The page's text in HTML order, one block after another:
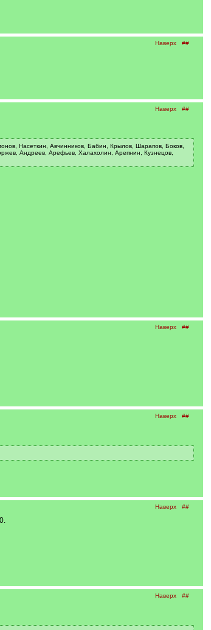
Наверх ##
Наверх ##
Насеткин, Авчинников, Бабин, Крылов, Шарапов, Боков,
Андреев, Арефьев, Халахолин, Арепнин, Кузнецов,
Наверх ##
Наверх ##
Наверх ##
Наверх ##